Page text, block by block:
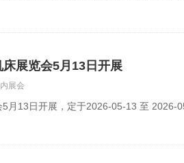
展览会5月13日开展
展会
月13日开展，定于2026-05-13 至 2026-